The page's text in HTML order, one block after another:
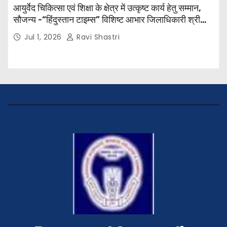
आयुर्वेद चिकित्सा एवं शिक्षा के क्षेत्र में उत्कृष्ट कार्य हेतु सम्मान,
सौजन्य -“हिंदुस्तान टाइम्स” विशिष्ट आभार जिलाधिकारी श्री
विवेक रंजन मैत्रेय (भा०प्र० से०), आरक्षी अधीक्षक श्री पूरन झा
(भा०पु०से०) सिविल सर्जन, सिवान एवं ब्यूरो चीफ श्री नीरज
Jul 1, 2026 Ravi Shastri